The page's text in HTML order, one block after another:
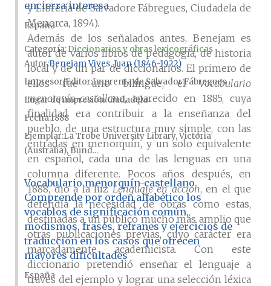
y Librería de Salvadore Fábregues, Ciudadela de
Menorca, 1894).
Además de los señalados antes, Benejam es
autor de varios libros de pedagogía, de historia
local y de un par de diccionarios. El primero de
ellos fue uno bilingüe, elVocabulario
menorquín-castellano, aparecido en 1885, cuya
finalidad era contribuir a la enseñanza del
pueblo, de una estructura muy simple, con las
entradas en menorquín, y un solo equivalente
en español, cada una de las lenguas en una
columna diferente. Pocos años después, en
1888, dio a la luzLenguaje en acción, en el que
defendía la necesidad de obras como estas,
destinadas a un público mucho más amplio que
otras publicaciones previas, cuyo carácter era
marcadamente academicista. Con este
diccionario pretendió enseñar el lenguaje a
través del ejemplo y lograr una selección léxica
encierra interesa
España
Categoría:Diccionarios y obras lexicográficas
AutorBenejam Vives, Juan (1846-1922)
Impresor/Editor Imprenta de Salvador Fábregues
Lugar de impresiónCiudadela
Fecha1888
Ejemplar La Trobe University Library, Victoria
(Australia), Bund...
Vocabulario menorquín-castellano.
Comprende por orden alfabético los
vocablos de significación común,
modismos, frases, refranes y ejercicios de
traducción en los casos que ofrecen
mayores dificultades
España